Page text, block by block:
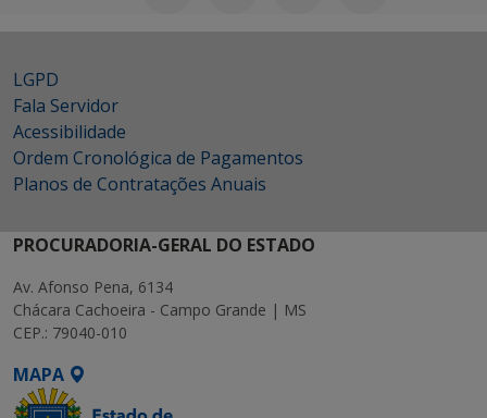
LGPD
Fala Servidor
Acessibilidade
Ordem Cronológica de Pagamentos
Planos de Contratações Anuais
PROCURADORIA-GERAL DO ESTADO
Av. Afonso Pena, 6134
Chácara Cachoeira - Campo Grande | MS
CEP.: 79040-010
MAPA